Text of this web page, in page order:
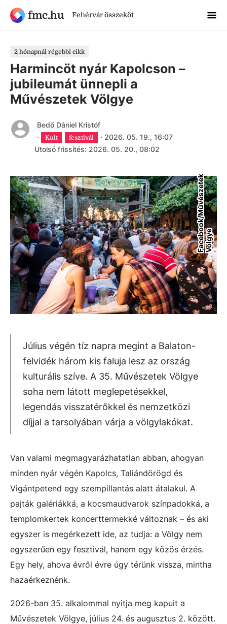
fmc.hu Fehérvár összeköt
2 hónapnál régebbi cikk
Harmincöt nyár Kapolcson –
jubileumát ünnepli a
Művészetek Völgye
Bedő Dániel Kristóf
·
Kult fesztivál · 2026. 05. 19., 16:07
Utolsó frissítés: 2026. 05. 20., 08:02
F
a
c
e
b
o
o
k
/
M
ű
v
é
s
z
e
t
e
k
V
ö
l
g
ye
Július végén tíz napra megint a Balaton-
felvidék három kis faluja lesz az ország
kulturális szíve. A 35. Művészetek Völgye
soha nem látott meglepetésekkel,
legendás visszatérőkkel és nemzetközi
díjjal a tarsolyában várja a völgylakókat.
Van valami megmagyarázhatatlan abban, ahogyan
minden nyár végén Kapolcs, Taliándörögd és
Vigántpetend egy szempillantás alatt átalakul. A
pajták galériákká, a kocsmaudvarok színpadokká, a
templomkertek koncerttermekké változnak – és aki
egyszer is megérkezett ide, az tudja: a Völgy nem
egyszerűen egy fesztivál, hanem egy közös érzés.
Egy hely, ahova évről évre úgy térünk vissza, mintha
hazaérkeznénk.
2026-ban 35. alkalommal nyitja meg kapuit a
Művészetek Völgye, július 24. és augusztus 2. között.